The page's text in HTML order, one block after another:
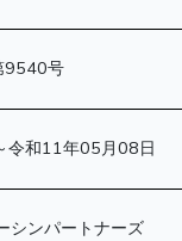
9540号
令和11年05月08日
シンパートナーズ